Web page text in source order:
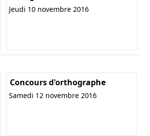
Jeudi 10 novembre 2016
Concours d'orthographe
Samedi 12 novembre 2016